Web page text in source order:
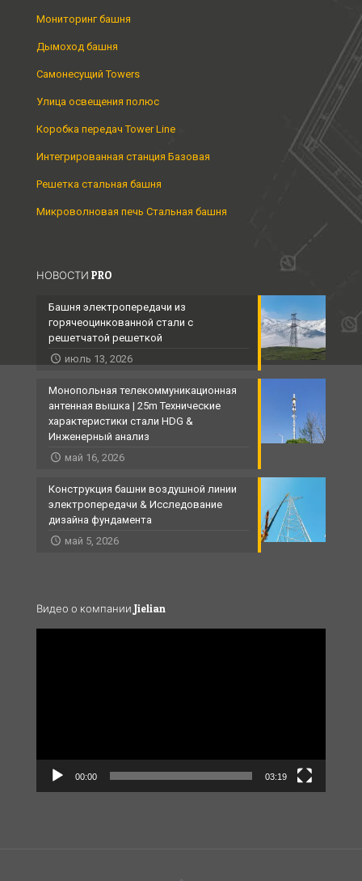
Мониторинг башня
Дымоход башня
Самонесущий Towers
Улица освещения полюс
Коробка передач Tower Line
Интегрированная станция Базовая
Решетка стальная башня
Микроволновая печь Стальная башня
НОВОСТИ PRO
Башня электропередачи из
горячеоцинкованной стали с
решетчатой ​​решеткой
июль 13, 2026
Монопольная телекоммуникационная
антенная вышка | 25m Технические
характеристики стали HDG &
Инженерный анализ
май 16, 2026
Конструкция башни воздушной линии
электропередачи & Исследование
дизайна фундамента
май 5, 2026
Видео о компании Jielian
00:00 03:19